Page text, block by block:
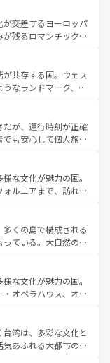
るスペインはその個
了する。 なお、新着のスペイン情報は コ
な宮殿、歴史的な大
自然が、訪れる者を心
の国としても知ら
ス、プロヴァンスの
しみ方が可能だ。さ
ており、どの街角に
異なる文化を体験で
ス情報はコンテンツ一覧
が交差するヨーロッパ
残るロマンチック街
きることがない。ベ
アルプスの絶景、そ
風景は必見。ビール
、新着の
してほしい。
共存する国。ウェス
なランドマーク、歴
優雅なアフタヌーン
英国パブ、サッカー観
豊富。イギリスを旅
だが、運行時刻が正確
も安心して個人旅行
らではのユニークな
く町歩きも満喫する
物価も高いが、旅行
る。 なお、新
を参照してほしい。
な文化が魅力の国。
ルニアまで、訪れる
ング、エンターテイ
だ。一方、アメリカ
ャニオンやイエロー
食が融合した独特の
域で異なる魅力を楽
を感じることができ
しい。
くの島で構成される
ている。大自然の神
光地といえばオアフ
イ島やカウアイ島が
海をはじめ、豊かな
えてくれるハワイの
イアンミュージッ
がハワイの魅力を彩
な文化が魅力の国。
オペラハウス、オー
ルル（エアーズロッ
アンズの熱帯雨林な
ェやワイン、オージ
湾は、多彩な文化と
あふれる大都市の台